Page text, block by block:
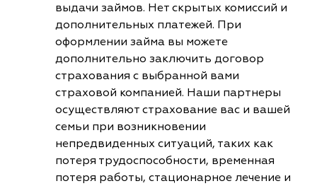
выдачи займов. Нет скрытых комиссий и
дополнительных платежей. При
оформлении займа вы можете
дополнительно заключить договор
страхования с выбранной вами
страховой компанией. Наши партнеры
осуществляют страхование вас и вашей
семьи при возникновении
непредвиденных ситуаций, таких как
потеря трудоспособности, временная
потеря работы, стационарное лечение и